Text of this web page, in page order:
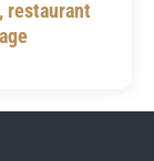
restaurant